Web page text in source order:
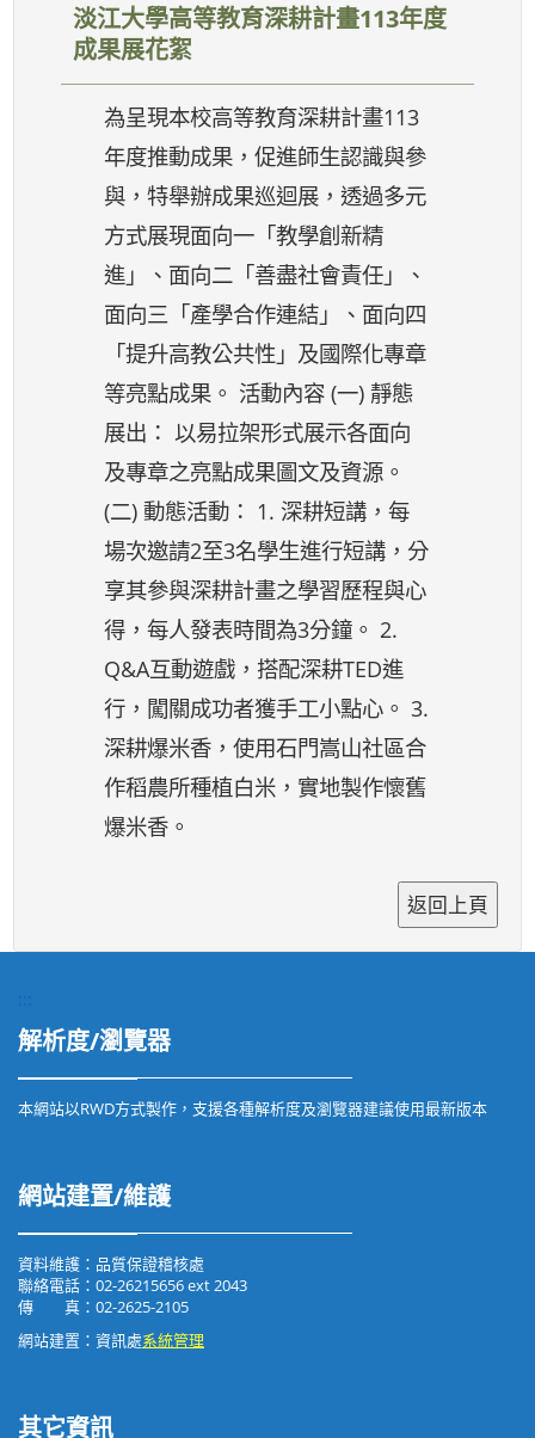
淡江大學高等教育深耕計畫113年度
成果展花絮
為呈現本校高等教育深耕計畫113
年度推動成果，促進師生認識與參
與，特舉辦成果巡迴展，透過多元
方式展現面向一「教學創新精
進」、面向二「善盡社會責任」、
面向三「產學合作連結」、面向四
「提升高教公共性」及國際化專章
等亮點成果。 活動內容 (一) 靜態
展出： 以易拉架形式展示各面向
及專章之亮點成果圖文及資源。
(二) 動態活動： 1. 深耕短講，每
場次邀請2至3名學生進行短講，分
享其參與深耕計畫之學習歷程與心
得，每人發表時間為3分鐘。 2.
Q&A互動遊戲，搭配深耕TED進
行，闖關成功者獲手工小點心。 3.
深耕爆米香，使用石門嵩山社區合
作稻農所種植白米，實地製作懷舊
爆米香。
解析度/瀏覽器
本網站以RWD方式製作，支援各種解析度及瀏覽器建議使用最新版本
網站建置/維護
資料維護：品質保證稽核處
聯絡電話：02-26215656 ext 2043
傳 真：02-2625-2105
網站建置：資訊處系統管理
其它資訊